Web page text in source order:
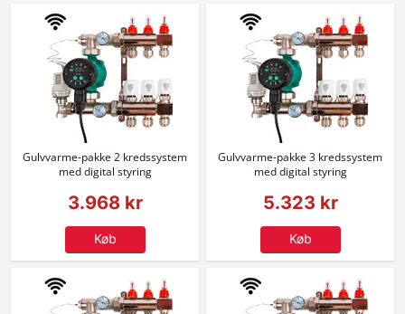
Gulvvarme-pakke 2 kredssystem
med digital styring
3.968 kr
Køb
Gulvvarme-pakke 3 kredssystem
med digital styring
5.323 kr
Køb